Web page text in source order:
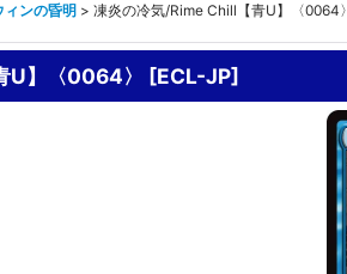
ィンの昏明 > 凍炎の冷気/Rime Chill【青U】〈0064〉
】〈0064〉 [ECL-JP]